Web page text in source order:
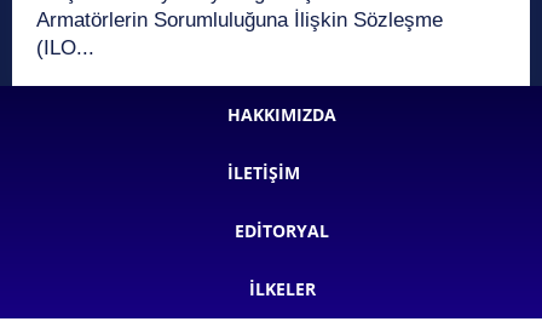
Armatörlerin Sorumluluğuna İlişkin Sözleşme
(ILO...
HAKKIMIZDA
İLETIŞIM
EDITORYAL
İLKELER